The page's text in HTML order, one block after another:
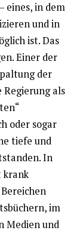
eines, in dem
und in
ist. Das
Einer der
der
Regierung als
oder sogar
tiefe und
In
krank
im
Medien und